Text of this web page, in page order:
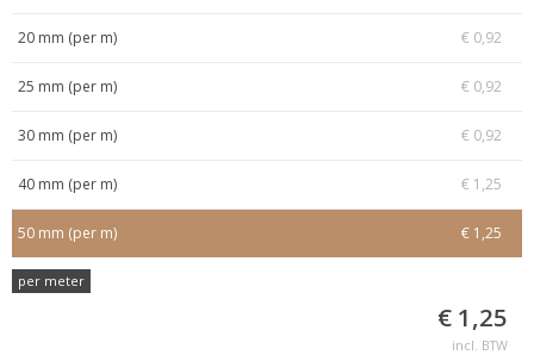
20 mm (per m) € 0,92
25 mm (per m) € 0,92
30 mm (per m) € 0,92
40 mm (per m) € 1,25
50 mm (per m) € 1,25
per meter
€ 1,25
incl. BTW